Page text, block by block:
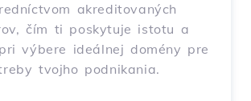
akreditovaných
čím ti poskytuje istotu a
výbere ideálnej domény pre
tvojho podnikania.